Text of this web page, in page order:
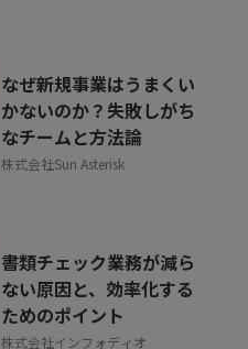
なぜ新規事業はうまくい
かないのか？失敗しがち
なチームと方法論
株式会社Sun Asterisk
書類チェック業務が減ら
ない原因と、効率化する
ためのポイント
株式会社インフォディオ